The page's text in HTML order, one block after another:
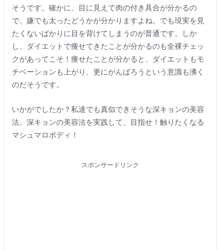
そうです。確かに、目に見えて肉の付き具合が分かるの
で、嫌でも太ったどうかが分かりますよね。でも現実を見
たくないばかりに目を背けてしまうのが普通です。しか
し、ダイエットで痩せてきたことが分かるのも全裸チェッ
クがあってこそ！痩せたことが分かると、ダイエットもモ
チベーションも上がり、更にがんばろうという意識も沸く
のだそうです。
いかがでしたか？私達でも真似できそうな深キョンの美容
法。深キョンの美容法を実践して、目指せ！触りたくなる
マシュマロボディ！
スポンサードリンク